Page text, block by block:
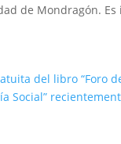
de Mondragón.